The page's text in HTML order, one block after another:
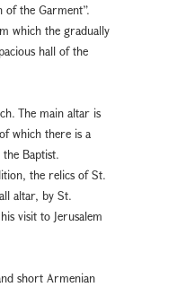
of the Garment”.
which the gradually
hall of the
The main altar is
which there is a
Baptist.
the relics of St.
altar, by St.
visit to Jerusalem
short Armenian